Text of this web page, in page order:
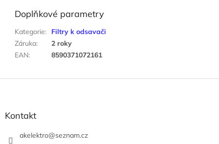
Doplňkové parametry
Kategorie:
Filtry k odsavači
Záruka:
2 roky
EAN: 8590371072161
Z
Kontakt
akelektro@seznam.cz